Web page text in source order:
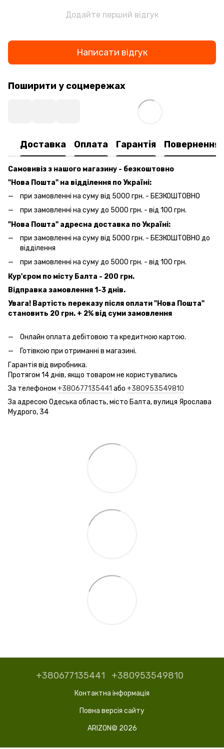
Додайте перший відгук
Написати відгук
Поширити у соцмережах
Доставка Оплата Гарантія Повернення
Самовивіз з нашого магазину - безкоштовно
"Нова Пошта" на відділення по Україні:
при замовленні на суму від 5000 грн. - БЕЗКОШТОВНО
при замовленні на суму до 5000 грн. - від 100 грн.
"Нова Пошта" адресна доставка по Україні:
при замовленні на суму від 5000 грн. - БЕЗКОШТОВНО до
відділення
при замовленні на суму до 5000 грн. - від 100 грн.
Кур'єром по місту Балта - 200 грн.
Відправка замовлення 1-3 днів.
Увага! Вартість переказу після оплати "Нова Пошта"
становить 20 грн. + 2% від суми замовлення
Онлайн оплата дебітовою та кредитною картою.
Готівкою при отриманні в магазині.
Гарантія від виробника.
Протягом 14 днів, якщо товаром не користувались
За телефоном +380677135441 або +380953549810
За адресою Одеська область, місто Балта, вулиця Ярослава
Мудрого, 34
+380677135441 +380953549810
Контактна інформація
Повна версія сайту
ARIZON© 2026